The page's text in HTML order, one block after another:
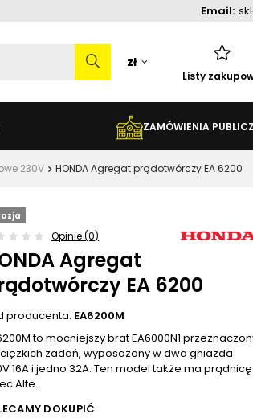
Email:
zł
Listy
ZAMÓWIENIA
230V HONDA Agregat prądotwórczy EA 6200
Opinie (0)
Agregat
EA 6200
producenta: EA6200M
to mocniejszy brat EA6000N1
zadań, wyposażony w dwa gniazda
16A i jedno 32A. Ten model także ma prądnicę
Alte.
DOKUPIĆ